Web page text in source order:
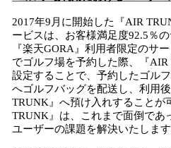
2017年9月に開始した『AIR
ービスは、お客様満足度92.5％
『楽天GORA』利用者限定のサ
でゴルフ場を予約した際、『
設定することで、予約したゴル
へゴルフバッグを配送し、利用
TRUNK』へ預け入れすることが
TRUNK』は、これまで面倒であ
ユーザーの課題を解決いたします